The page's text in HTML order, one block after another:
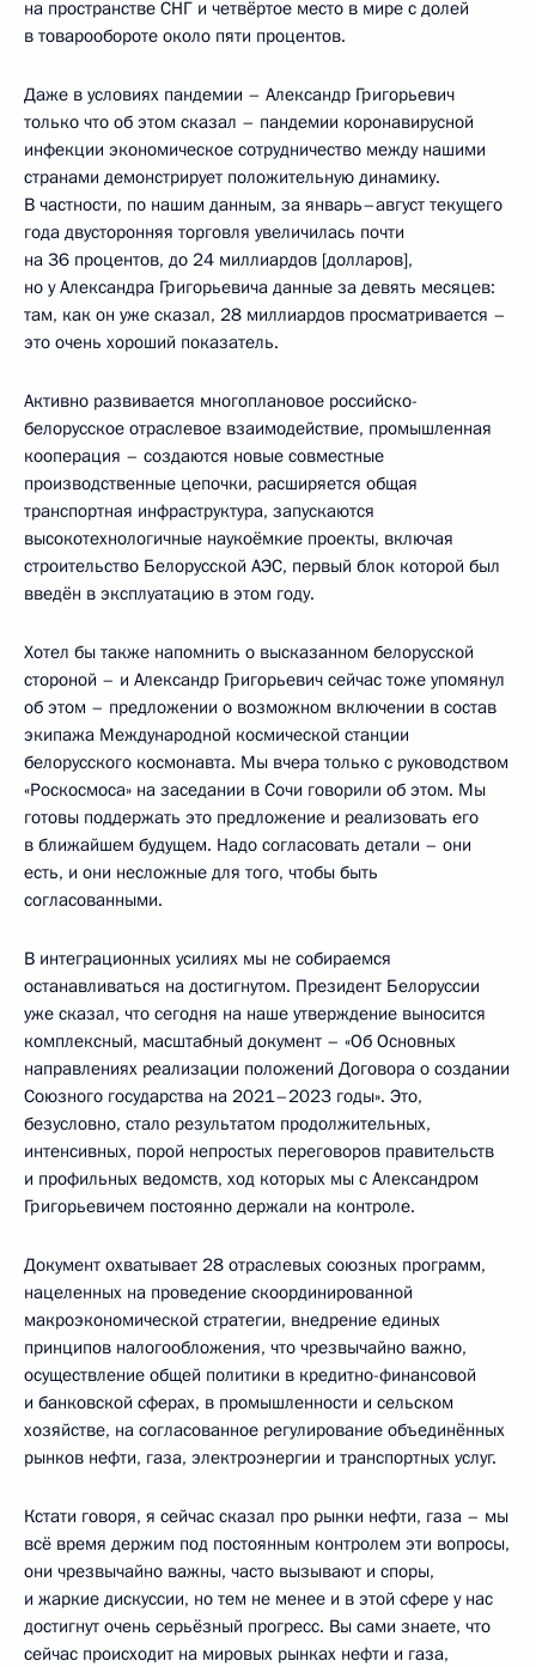
на пространстве СНГ и четвёртое место в мире с долей
в товарообороте около пяти процентов.
Даже в условиях пандемии – Александр Григорьевич
только что об этом сказал – пандемии коронавирусной
инфекции экономическое сотрудничество между нашими
странами демонстрирует положительную динамику.
В частности, по нашим данным, за январь–август текущего
года двусторонняя торговля увеличилась почти
на 36 процентов, до 24 миллиардов [долларов],
но у Александра Григорьевича данные за девять месяцев:
там, как он уже сказал, 28 миллиардов просматривается –
это очень хороший показатель.
Активно развивается многоплановое российско-
белорусское отраслевое взаимодействие, промышленная
кооперация – создаются новые совместные
производственные цепочки, расширяется общая
транспортная инфраструктура, запускаются
высокотехнологичные наукоёмкие проекты, включая
строительство Белорусской АЭС, первый блок которой был
введён в эксплуатацию в этом году.
Хотел бы также напомнить о высказанном белорусской
стороной – и Александр Григорьевич сейчас тоже упомянул
об этом – предложении о возможном включении в состав
экипажа Международной космической станции
белорусского космонавта. Мы вчера только с руководством
«Роскосмоса» на заседании в Сочи говорили об этом. Мы
готовы поддержать это предложение и реализовать его
в ближайшем будущем. Надо согласовать детали – они
есть, и они несложные для того, чтобы быть
согласованными.
В интеграционных усилиях мы не собираемся
останавливаться на достигнутом. Президент Белоруссии
уже сказал, что сегодня на наше утверждение выносится
комплексный, масштабный документ – «Об Основных
направлениях реализации положений Договора о создании
Союзного государства на 2021–2023 годы». Это,
безусловно, стало результатом продолжительных,
интенсивных, порой непростых переговоров правительств
и профильных ведомств, ход которых мы с Александром
Григорьевичем постоянно держали на контроле.
Документ охватывает 28 отраслевых союзных программ,
нацеленных на проведение скоординированной
макроэкономической стратегии, внедрение единых
принципов налогообложения, что чрезвычайно важно,
осуществление общей политики в кредитно-финансовой
и банковской сферах, в промышленности и сельском
хозяйстве, на согласованное регулирование объединённых
рынков нефти, газа, электроэнергии и транспортных услуг.
Кстати говоря, я сейчас сказал про рынки нефти, газа – мы
всё время держим под постоянным контролем эти вопросы,
они чрезвычайно важны, часто вызывают и споры,
и жаркие дискуссии, но тем не менее и в этой сфере у нас
достигнут очень серьёзный прогресс. Вы сами знаете, что
сейчас происходит на мировых рынках нефти и газа,